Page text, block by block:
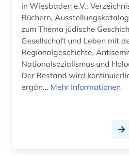
(1)
evangelisch-lutherische landeskirche
hannovers (2)
evangelisch-lutherische landeskirche in
braunschweig (1)
in Wiesbaden e.V.:
Büchern,
zum Thema jüdische
Gesellschaft und Leben mit
Regionalgeschichte,
Nationalsozialismus und
Der Bestand wird
ergän... Mehr Informationen